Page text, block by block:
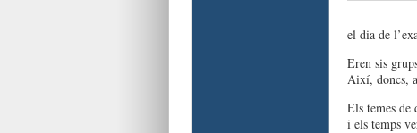
el dia de
Eren sis
Així, doncs,
Els temes de
i els temps